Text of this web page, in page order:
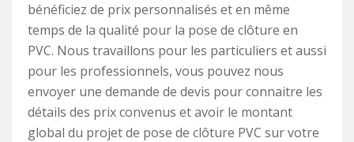
bénéficiez de prix personnalisés et en même
temps de la qualité pour la pose de clôture en
PVC. Nous travaillons pour les particuliers et aussi
pour les professionnels, vous pouvez nous
envoyer une demande de devis pour connaitre les
détails des prix convenus et avoir le montant
global du projet de pose de clôture PVC sur votre